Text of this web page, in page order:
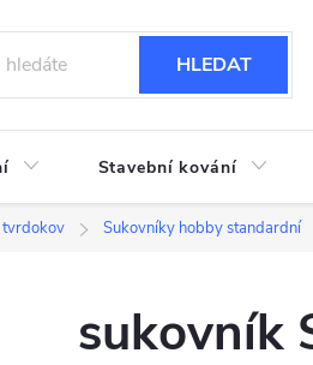
HLEDAT
Stavební kování
Sukovníky hobby standardní
sukovník